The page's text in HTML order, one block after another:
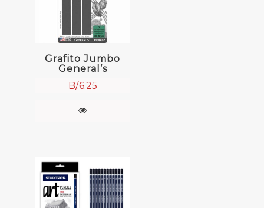
Grafito Jumbo
General’s
B/.6.25